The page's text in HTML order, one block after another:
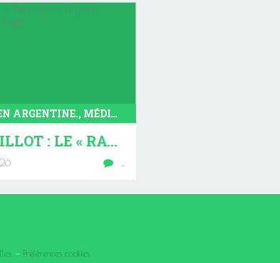
FRANÇAIS EN ARGENTINE., MÉDIA, VILLA ORTUZAR, GASTRONOMIE
BRUNO GILLOT : LE « RATATOUILLE » DU PAIN FRANÇAIS À BUENOS AIRES
Préférences cookies